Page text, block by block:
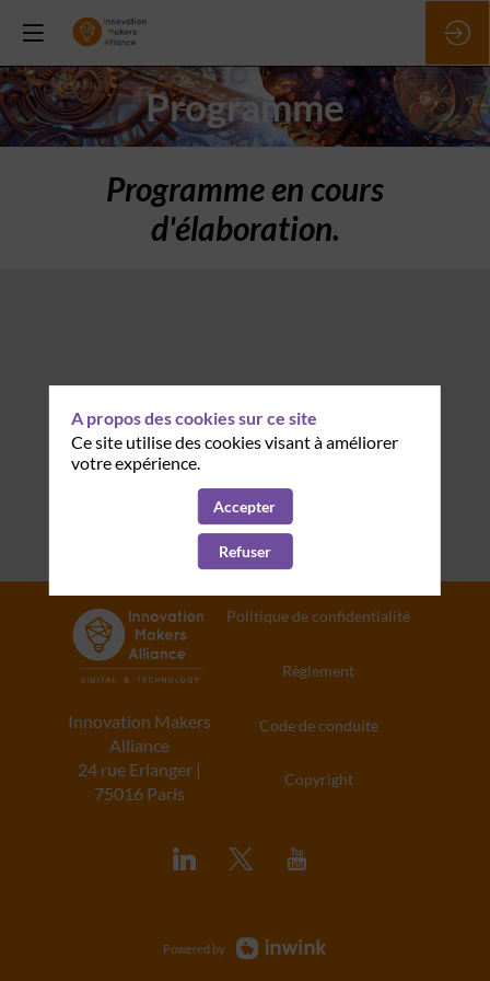
Programme
Programme en cours
d'élaboration.
Innovation Makers
Alliance
24 rue Erlanger |
75016 Paris
Politique de confidentialité
Règlement
Code de conduite
Copyright
Powered by
A propos des cookies sur ce site
Ce site utilise des cookies visant à améliorer
votre expérience.
Accepter
Refuser